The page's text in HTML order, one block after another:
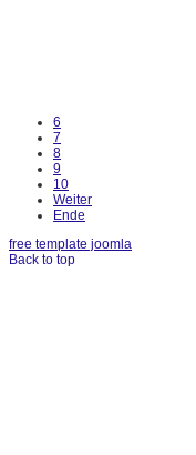
6
7
8
9
10
Weiter
Ende
free template joomla
Back to top